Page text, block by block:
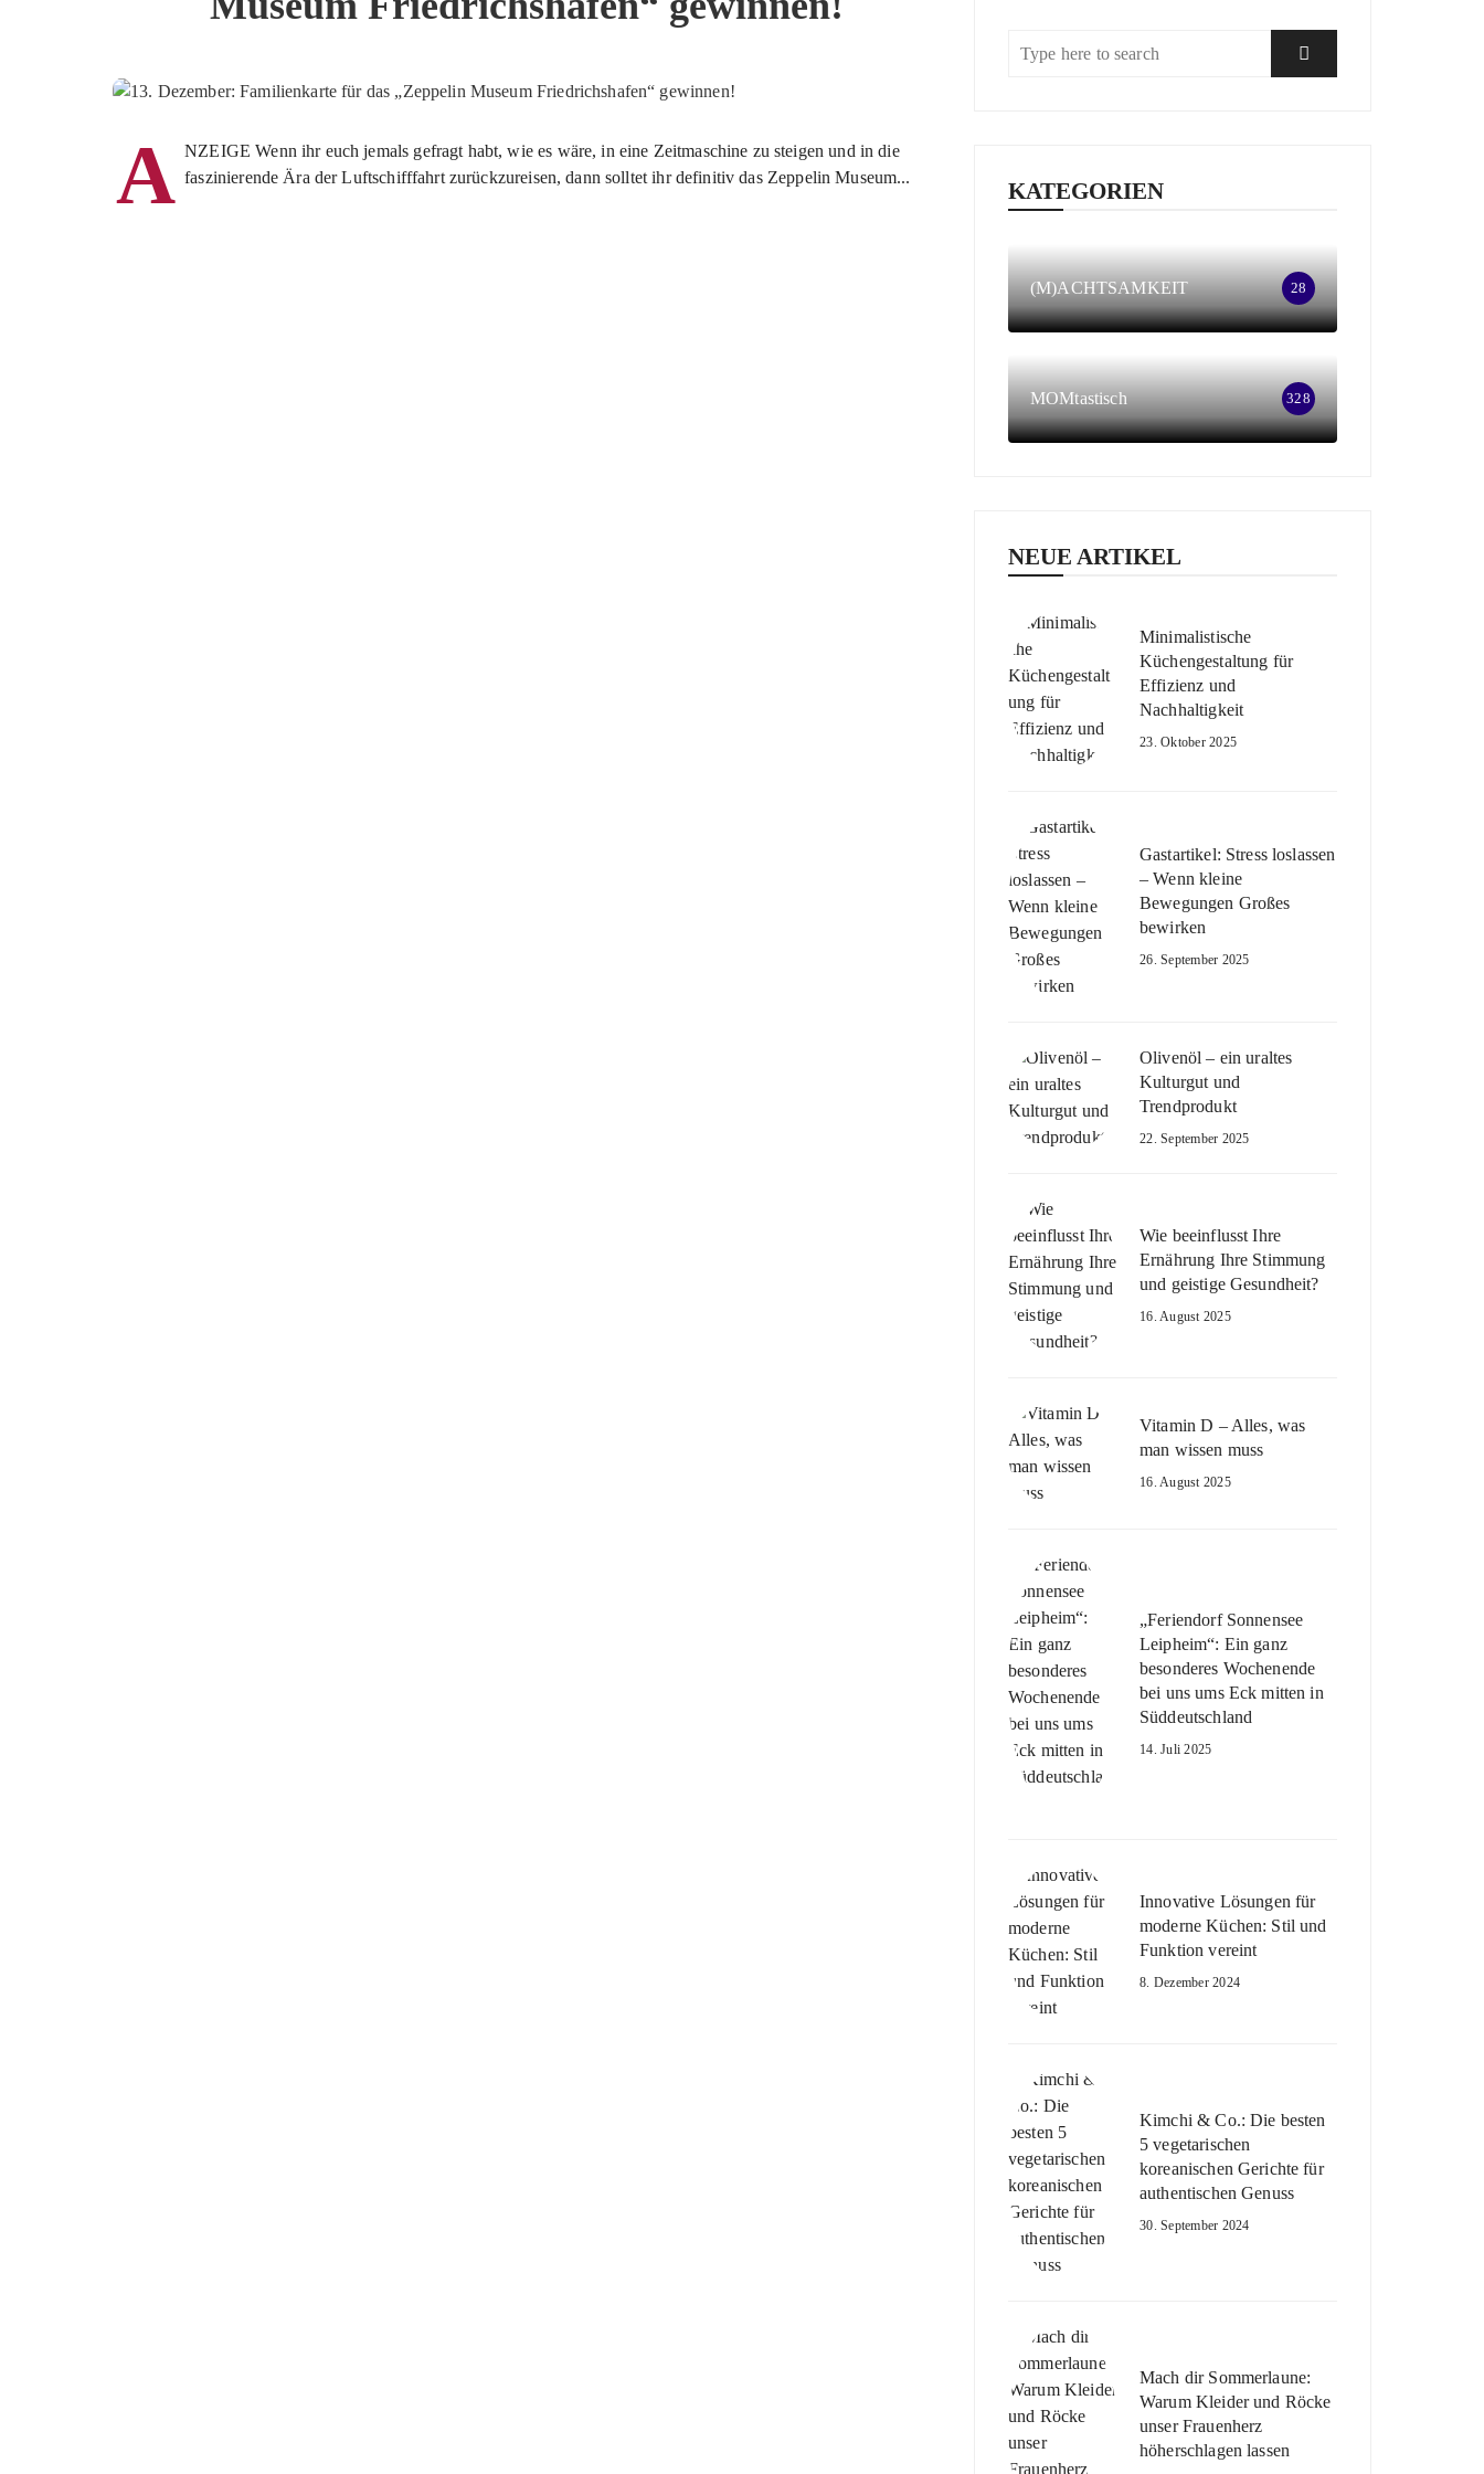
A NZEIGE Wenn ihr euch jemals gefragt habt, wie es wäre, in eine Zeitmaschine zu steigen und in die
faszinierende Ära der Luftschifffahrt zurückzureisen, dann solltet ihr definitiv das Zeppelin Museum...
KATEGORIEN
(M)ACHTSAMKEIT 28
MOMtastisch 328
NEUE ARTIKEL
Minimalistische
Küchengestaltung für
Effizienz und
Nachhaltigkeit
23. Oktober 2025
Gastartikel: Stress loslassen
– Wenn kleine
Bewegungen Großes
bewirken
26. September 2025
Olivenöl – ein uraltes
Kulturgut und
Trendprodukt
22. September 2025
Wie beeinflusst Ihre
Ernährung Ihre Stimmung
und geistige Gesundheit?
16. August 2025
Vitamin D – Alles, was
man wissen muss
16. August 2025
„Feriendorf Sonnensee
Leipheim“: Ein ganz
besonderes Wochenende
bei uns ums Eck mitten in
Süddeutschland
14. Juli 2025
Innovative Lösungen für
moderne Küchen: Stil und
Funktion vereint
8. Dezember 2024
Kimchi & Co.: Die besten
5 vegetarischen
koreanischen Gerichte für
authentischen Genuss
30. September 2024
Mach dir Sommerlaune:
Warum Kleider und Röcke
unser Frauenherz
höherschlagen lassen